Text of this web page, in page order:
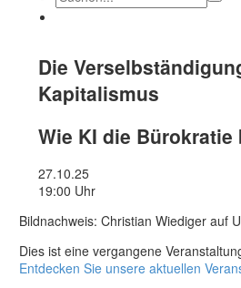
Die
Kapitalismus
Wie KI die
27.10.25
19:00 Uhr
Bildnachweis: Christian Wiediger auf
Dies ist eine vergangene
Entdecken Sie unsere aktuellen